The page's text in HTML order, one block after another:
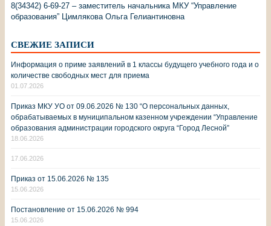
8(34342) 6-69-27 – заместитель начальника МКУ “Управление
образования” Цимлякова Ольга Гелиантиновна
СВЕЖИЕ ЗАПИСИ
Информация о приме заявлений в 1 классы будущего учебного года и о
количестве свободных мест для приема
01.07.2026
Приказ МКУ УО от 09.06.2026 № 130 “О персональных данных,
обрабатываемых в муниципальном казенном учреждении “Управление
образования администрации городского округа “Город Лесной”
18.06.2026
17.06.2026
Приказ от 15.06.2026 № 135
15.06.2026
Постановление от 15.06.2026 № 994
15.06.2026